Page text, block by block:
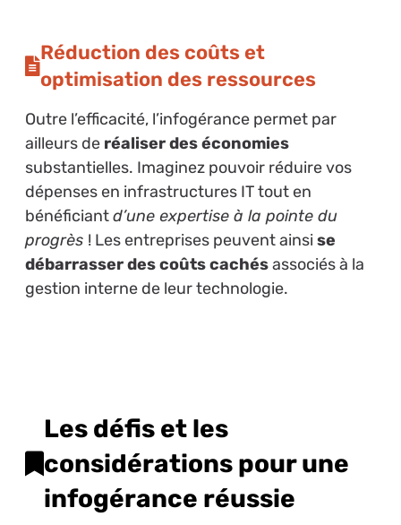
Réduction des coûts et
optimisation des ressources
Outre l’efficacité, l’infogérance permet par
ailleurs deréaliser des économies
substantielles. Imaginez pouvoir réduire vos
dépenses en infrastructures IT tout en
bénéficiantd’une expertise à la pointe du
progrès ! Les entreprises peuvent ainsi se
débarrasser des coûts cachésassociés à la
gestion interne de leur technologie.
Les défis et les
considérations pour une
infogérance réussie